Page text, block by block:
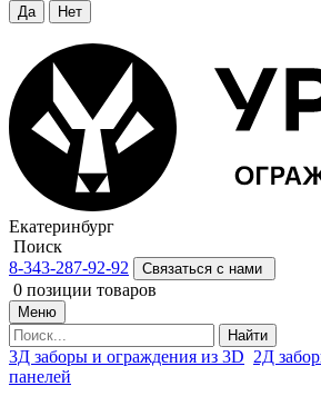
Да Нет
Екатеринбург
Поиск
8-343-287-92-92
Связаться с нами
0 позиции товаров
Меню
Найти
3Д заборы и ограждения из 3D
панелей
2Д